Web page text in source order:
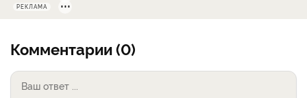
РЕКЛАМА
Комментарии (0)